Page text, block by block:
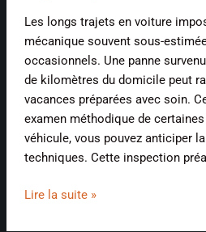
Les longs trajets en voiture
mécanique souvent sous-
occasionnels. Une panne
de kilomètres du domicile peut
vacances préparées avec soin.
examen méthodique de
véhicule, vous pouvez anticiper
techniques. Cette inspection
Lire la suite »